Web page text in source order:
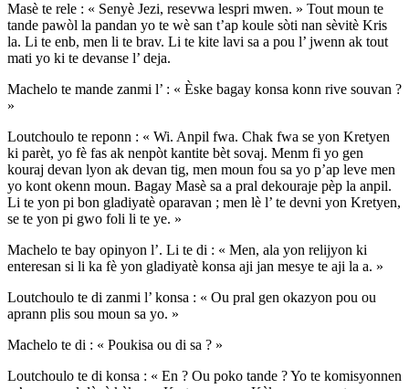
Masè te rele : « Senyè Jezi, resevwa lespri mwen. » Tout moun te
tande pawòl la pandan yo te wè san t’ap koule sòti nan sèvitè Kris
la. Li te enb, men li te brav. Li te kite lavi sa a pou l’ jwenn ak tout
mati yo ki te devanse l’ deja.
Machelo te mande zanmi l’ : « Èske bagay konsa konn rive souvan ?
»
Loutchoulo te reponn : « Wi. Anpil fwa. Chak fwa se yon Kretyen
ki parèt, yo fè fas ak nenpòt kantite bèt sovaj. Menm fi yo gen
kouraj devan lyon ak devan tig, men moun fou sa yo p’ap leve men
yo kont okenn moun. Bagay Masè sa a pral dekouraje pèp la anpil.
Li te yon pi bon gladiyatè oparavan ; men lè l’ te devni yon Kretyen,
se te yon pi gwo foli li te ye. »
Machelo te bay opinyon l’. Li te di : « Men, ala yon relijyon ki
enteresan si li ka fè yon gladiyatè konsa aji jan mesye te aji la a. »
Loutchoulo te di zanmi l’ konsa : « Ou pral gen okazyon pou ou
aprann plis sou moun sa yo. »
Machelo te di : « Poukisa ou di sa ? »
Loutchoulo te di konsa : « En ? Ou poko tande ? Yo te komisyonnen